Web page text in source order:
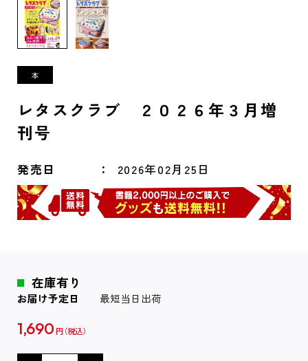
レタスクラブ ２０２６年３月増
刊号
発売日 2026年02月25日
在庫有り
お届け予定日 最短当日出荷
1,690 円